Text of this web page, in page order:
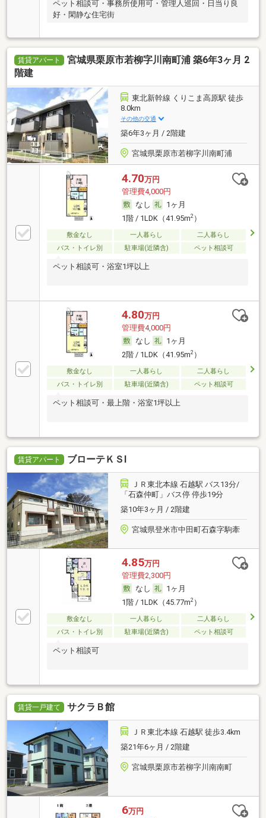
ペット相談可・事務所使用可・管理人巡回・日当り良
好・閑静な住宅街
賃貸アパート
宮城県栗原市若柳字川南町浦 築6年3ヶ月 2
階建
東北新幹線 くりこま高原駅 徒歩
8.0km
その他の交通
築6年3ヶ月 / 2階建
宮城県栗原市若柳字川南町浦
4.70万円
管理費4,000円
なし
1ヶ月
1階 / 1LDK（41.95m2）
敷金なし 一人暮らし
二人暮らし
バス・トイレ別
駐車場(近隣含) ペット相談可
ペット相談可・浴室1坪以上
4.80万円
管理費4,000円
なし
1ヶ月
2階 / 1LDK（41.95m2）
敷金なし 一人暮らし
二人暮らし
バス・トイレ別
駐車場(近隣含) ペット相談可
ペット相談可・最上階・浴室1坪以上
賃貸アパート ブローテＫＳⅠ
ＪＲ東北本線 石越駅 バス13分/
「石森仲町」バス停 停歩19分
築10年3ヶ月 / 2階建
宮城県登米市中田町石森字駒牽
4.85万円
管理費2,300円
なし
1ヶ月
1階 / 1LDK（45.77m2）
敷金なし 一人暮らし
二人暮らし
バス・トイレ別
駐車場(近隣含) ペット相談可
ペット相談可
賃貸一戸建て サクラＢ館
ＪＲ東北本線 石越駅 徒歩3.4km
築21年6ヶ月 / 2階建
宮城県栗原市若柳字川南南町
6万円